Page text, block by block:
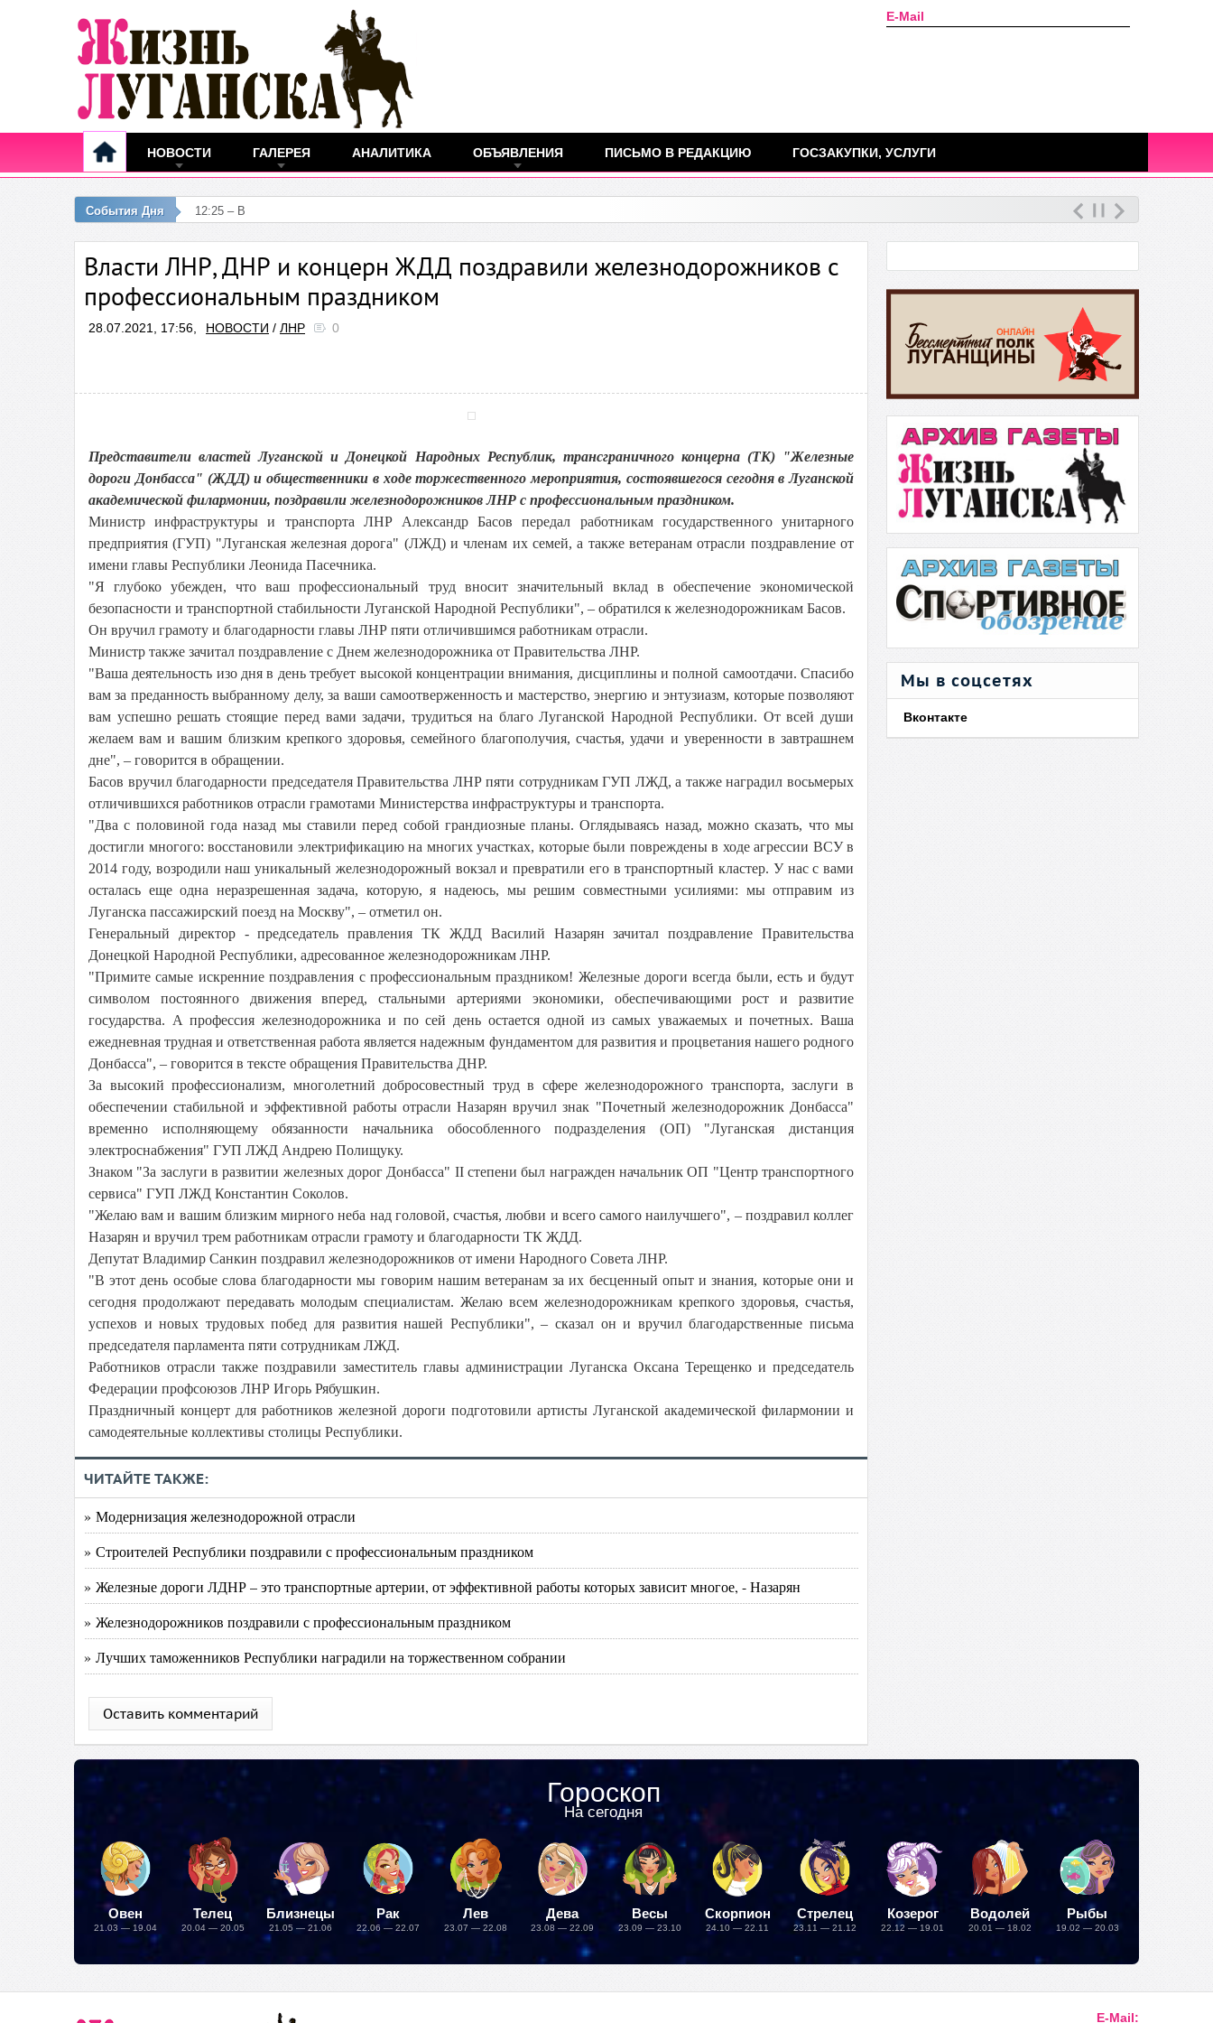
E-Mail
НОВОСТИ ГАЛЕРЕЯ АНАЛИТИКА ОБЪЯВЛЕНИЯ ПИСЬМО В РЕДАКЦИЮ ГОСЗАКУПКИ, УСЛУГИ
События Дня 12:25 – В ЛНР зарегистрировали 1
Власти ЛНР, ДНР и концерн ЖДД поздравили железнодорожников с
профессиональным праздником
28.07.2021, 17:56, НОВОСТИ / ЛНР 0
Представители властей Луганской и Донецкой Народных Республик, трансграничного концерна (ТК) "Железные
дороги Донбасса" (ЖДД) и общественники в ходе торжественного мероприятия, состоявшегося сегодняв Луганской
академической филармонии, поздравили железнодорожников ЛНР с профессиональным праздником.
Министр инфраструктуры и транспорта ЛНР Александр Басов передал работникам государственного унитарного
предприятия (ГУП) "Луганская железная дорога" (ЛЖД) и членам их семей, а также ветеранам отрасли поздравление от
имени главы Республики Леонида Пасечника.
"Я глубоко убежден, что ваш профессиональный труд вносит значительный вклад в обеспечение экономической
безопасности и транспортной стабильности Луганской Народной Республики", – обратился к железнодорожникам Басов.
Он вручил грамоту и благодарности главы ЛНР пяти отличившимся работникам отрасли.
Министр также зачитал поздравление с Днем железнодорожника от Правительства ЛНР.
"Ваша деятельность изо дня в день требует высокой концентрации внимания, дисциплины и полной самоотдачи. Спасибо
вам за преданность выбранному делу, за ваши самоотверженность и мастерство, энергию и энтузиазм, которые позволяют
вам успешно решать стоящие перед вами задачи, трудиться на благо Луганской Народной Республики. От всей души
желаем вам и вашим близким крепкого здоровья, семейного благополучия, счастья, удачи и уверенности в завтрашнем
дне", – говорится в обращении.
Басов вручил благодарности председателя Правительства ЛНР пяти сотрудникам ГУП ЛЖД, а также наградил восьмерых
отличившихся работников отрасли грамотами Министерства инфраструктуры и транспорта.
"Два с половиной года назад мы ставили перед собой грандиозные планы. Оглядываясь назад, можно сказать, что мы
достигли многого: восстановили электрификацию на многих участках, которые были повреждены в ходе агрессии ВСУ в
2014 году, возродили наш уникальный железнодорожный вокзал и превратили его в транспортный кластер. У нас с вами
осталась еще одна неразрешенная задача, которую, я надеюсь, мы решим совместными усилиями: мы отправим из
Луганска пассажирский поезд на Москву", – отметил он.
Генеральный директор - председатель правления ТК ЖДД Василий Назарян зачитал поздравление Правительства
Донецкой Народной Республики, адресованное железнодорожникам ЛНР.
"Примите самые искренние поздравления с профессиональным праздником! Железные дороги всегда были, есть и будут
символом постоянного движения вперед, стальными артериями экономики, обеспечивающими рост и развитие
государства. А профессия железнодорожника и по сей день остается одной из самых уважаемых и почетных. Ваша
ежедневная трудная и ответственная работа является надежным фундаментом для развития и процветания нашего родного
Донбасса", – говорится в тексте обращения Правительства ДНР.
За высокий профессионализм, многолетний добросовестный труд в сфере железнодорожного транспорта, заслуги в
обеспечении стабильной и эффективной работы отрасли Назарян вручил знак "Почетный железнодорожник Донбасса"
временно исполняющему обязанности начальника обособленного подразделения (ОП) "Луганская дистанция
электроснабжения" ГУП ЛЖД Андрею Полищуку.
Знаком "За заслуги в развитии железных дорог Донбасса" II степени был награжден начальник ОП "Центр транспортного
сервиса" ГУП ЛЖД Константин Соколов.
"Желаю вам и вашим близким мирного неба над головой, счастья, любви и всего самого наилучшего", – поздравил коллег
Назарян и вручил трем работникам отрасли грамоту и благодарности ТК ЖДД.
Депутат Владимир Санкин поздравил железнодорожников от имени Народного Совета ЛНР.
"В этот день особые слова благодарности мы говорим нашим ветеранам за их бесценный опыт и знания, которые они и
сегодня продолжают передавать молодым специалистам. Желаю всем железнодорожникам крепкого здоровья, счастья,
успехов и новых трудовых побед для развития нашей Республики", – сказал он и вручил благодарственные письма
председателя парламента пяти сотрудникам ЛЖД.
Работников отрасли также поздравили заместитель главы администрации Луганска Оксана Терещенко и председатель
Федерации профсоюзов ЛНР Игорь Рябушкин.
Праздничный концерт для работников железной дороги подготовили артисты Луганской академической филармонии и
самодеятельные коллективы столицы Республики.
ЧИТАЙТЕ ТАКЖЕ:
» Модернизация железнодорожной отрасли
» Строителей Республики поздравили с профессиональным праздником
» Железные дороги ЛДНР – это транспортные артерии, от эффективной работы которых зависит многое, - Назарян
» Железнодорожников поздравили с профессиональным праздником
» Лучших таможенников Республики наградили на торжественном собрании
Оставить комментарий
Мы в соцсетях
Вконтакте
Гороскоп
На сегодня
Овен
21.03 — 19.04
Телец
20.04 — 20.05
Близнецы
21.05 — 21.06
Рак
22.06 — 22.07
Лев
23.07 — 22.08
Дева
23.08 — 22.09
Весы
23.09 — 23.10
Скорпион
24.10 — 22.11
Стрелец
23.11 — 21.12
Козерог
22.12 — 19.01
Водолей
20.01 — 18.02
Рыбы
19.02 — 20.03
E-Mail: